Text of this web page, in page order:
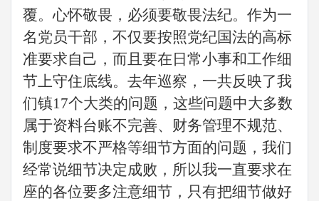
覆。心怀敬畏，必须要敬畏法纪。作为一
名党员干部，不仅要按照党纪国法的高标
准要求自己，而且要在日常小事和工作细
节上守住底线。 去年巡察，一共反映了我
们镇17个大类的问题，这些问题中大多数
属于资料台账不完善、财务管理不规范、
制度要求不严格等细节方面的问题，我们
经常说细节决定成败，所以我一直要求在
座的各位要多注意细节，只有把细节做好